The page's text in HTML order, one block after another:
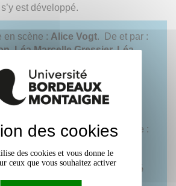
est développé.
en scène : Alice Vogt. De et par :
Léa Marcelle Gressier, Léa
:Camille Guillaume
Puech. Création Sonore :
. Conseil dramaturgique :
:
Julia Blain. Régie générale :
Dagois et Julie Cabaret
Pierrel.Graphisme : Honoré
des cookies
des cookies et vous donne le
ceux que vous souhaitez activer